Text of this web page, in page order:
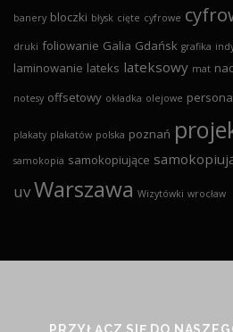
banery bloczki błysk cięte cyfrowe
druki foliowanie Galia Gdańsk grafika
laminowanie lateks lateksowy mat
notesy offsetowy okładka olejowe
plakaty plakatów polska poznań
samokopia samokopiujące
uvWarszawa Wizytówki wrocław